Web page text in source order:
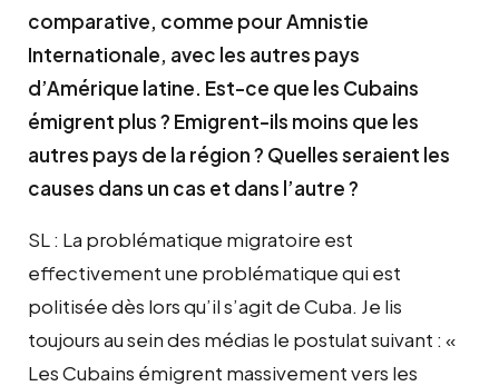
comparative, comme pour Amnistie
Internationale, avec les autres pays
d’Amérique latine. Est-ce que les Cubains
émigrent plus ? Emigrent-ils moins que les
autres pays de la région ? Quelles seraient les
causes dans un cas et dans l’autre ?
SL : La problématique migratoire est
effectivement une problématique qui est
politisée dès lors qu’il s’agit de Cuba. Je lis
toujours au sein des médias le postulat suivant : «
Les Cubains émigrent massivement vers les